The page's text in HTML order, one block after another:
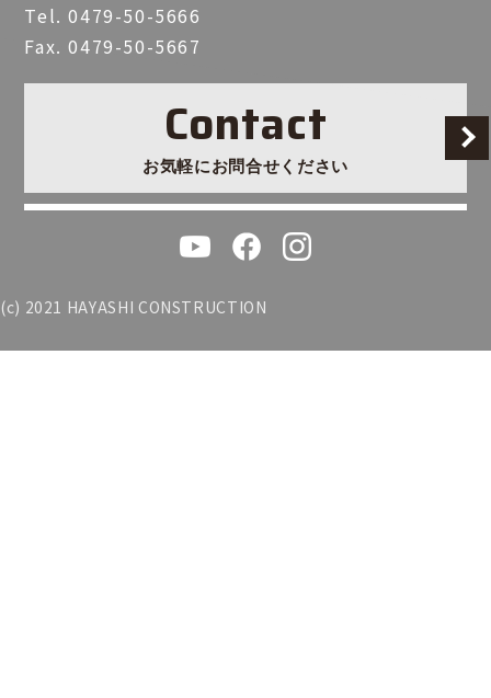
Tel.0479-50-5666
Fax. 0479-50-5667
Contact
お気軽にお問合せください
(c) 2021 HAYASHI CONSTRUCTION